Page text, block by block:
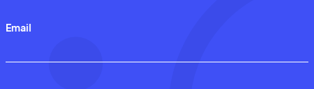
Email